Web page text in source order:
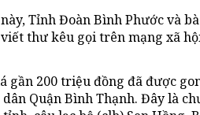
Tỉnh Đoàn Bình Phước và
thư kêu gọi trên mạng xã
gần 200 triệu đồng đã được
Quận Bình Thạnh. Đây là